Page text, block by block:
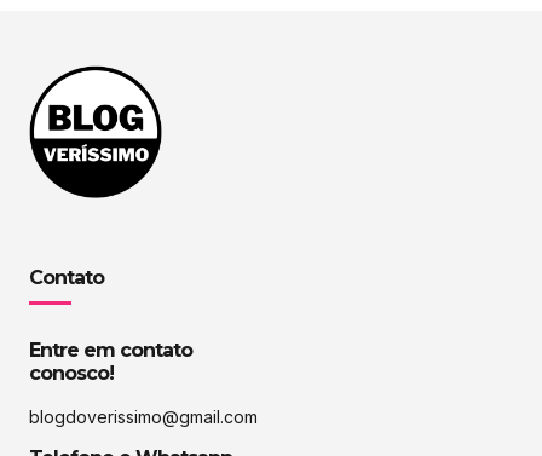
Contato
Entre em contato
conosco!
blogdoverissimo@gmail.com